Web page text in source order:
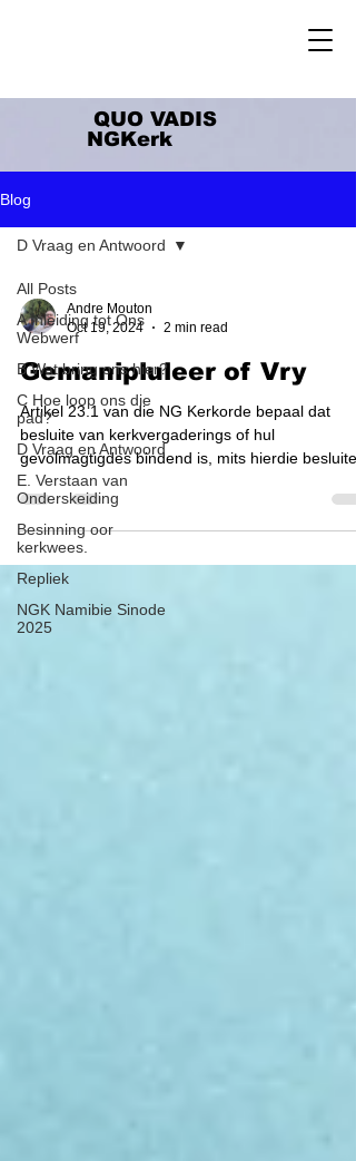
QUO VADIS
NGKerk
Blog
All Posts
A Inleiding tot Ons
Webwerf
B Wat bring ons hier?
C Hoe loop ons die
pad?
D Vraag en Antwoord
E. Verstaan van
Onderskeiding
Besinning oor
kerkwees.
Repliek
NGK Namibie Sinode
2025
D Vraag en Antwoord
Andre Mouton
Oct 19, 2024
2 min read
Gemanipluleer of Vry
Artikel 23.1 van die NG Kerkorde bepaal dat
besluite van kerkvergaderings of hul
gevolmagtigdes bindend is, mits hierdie besluite
nie in...